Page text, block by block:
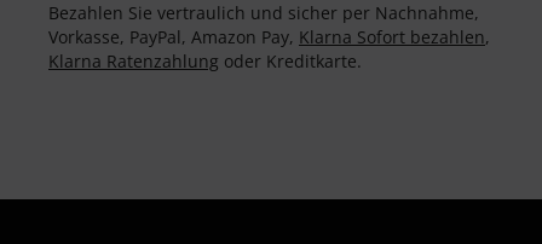
Bezahlen Sie vertraulich und sicher per Nachnahme,
Vorkasse, PayPal, Amazon Pay, Klarna Sofort bezahlen,
Klarna Ratenzahlung oder Kreditkarte.